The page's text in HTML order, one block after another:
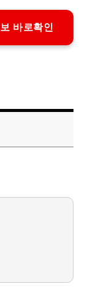
바로확인